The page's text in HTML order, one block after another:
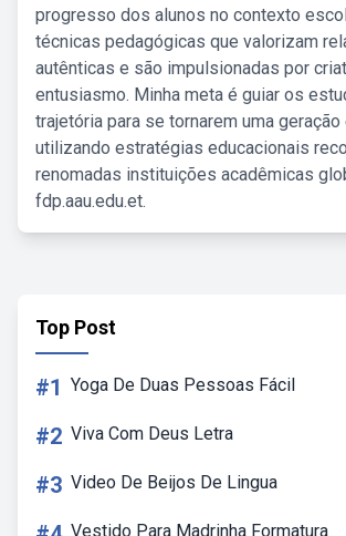
progresso dos alunos no contexto
técnicas pedagógicas que valorizam
autênticas e são impulsionadas por
entusiasmo. Minha meta é guiar os
trajetória para se tornarem uma
utilizando estratégias educacionais
renomadas instituições acadêmicas
fdp.aau.edu.et.
Top Post
#1 Yoga De Duas Pessoas Fácil
#2 Viva Com Deus Letra
#3 Video De Beijos De Lingua
Vestido Para Madrinha Formatura